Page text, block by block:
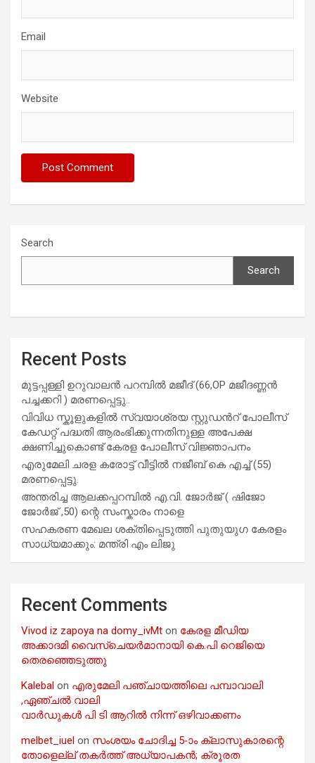
Email
Website
Search
Search
Recent Posts
മുട്ടപ്പള്ളി ഉറുവാലൻ പറമ്പിൽ മജീദ് (66,OP മജീദണ്ണൻ
പച്ചക്കറി ) മരണപ്പെട്ടു..
വിവിധ സ്കൂളുകളില്‍ സ്വയാശ്രയ സ്റ്റുഡന്‍റ് പോലീസ്
കേഡറ്റ് പദ്ധതി ആരംഭിക്കുന്നതിനുള്ള അപേക്ഷ
ക്ഷണിച്ചുകൊണ്ട് കേരള പോലീസ് വിജ്ഞാപനം
എരുമേലി ചരള കരോട്ട് വീട്ടിൽ നജീബ് കെ എച്ച് (55)
മരണപ്പെട്ടു.
അന്തരിച്ച ആ​ല​ക്ക​പ്പ​റമ്പിൽ​ എ.​വി. ജോ​ർ​ജ് ( ഷിജോ
ജോർജ് ,50) ന്റെ സംസ്കാരം നാളെ
സഹകരണ മേഖല ശക്തിപ്പെടുത്തി പുതുയുഗ കേരളം
സാധ്യമാക്കും: മന്ത്രി എം ലിജു
Recent Comments
Vivod iz zapoya na domy_ivMt on കേരള മീഡിയ
അക്കാദമി വൈസ്ചെയർമാനായി കെ.പി റെജിയെ
തെരഞ്ഞെടുത്തു
Kalebal on എരുമേലി പഞ്ചായത്തിലെ പമ്പാവാലി
,ഏഞ്ചൽ വാലി
വാർഡുകൾ പി ടി ആറിൽ നിന്ന് ഒഴിവാക്കണം
melbet_iuel on സംശയം ചോദിച്ച 5-ാം ക്ലാസുകാരന്റെ
തോളെല്ല് തകർത്ത് അധ്യാപകൻ; ക്രൂരത